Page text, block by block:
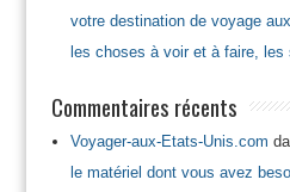
votre destination de voyage
les choses à voir et à faire, les
Commentaires récents
Voyager-aux-Etats-Unis.com
le matériel dont vous avez